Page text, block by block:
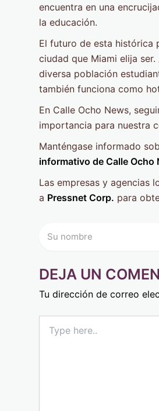
encuentra en una
la educación.
El futuro de esta histórica
ciudad que Miami elija
diversa población
también funciona como
En Calle Ocho News,
importancia para nuestra
Manténgase informado
informativo de Calle Ocho
Las empresas y agencias
a Pressnet Corp. para
DEJA UN
Tu dirección de correo
here..